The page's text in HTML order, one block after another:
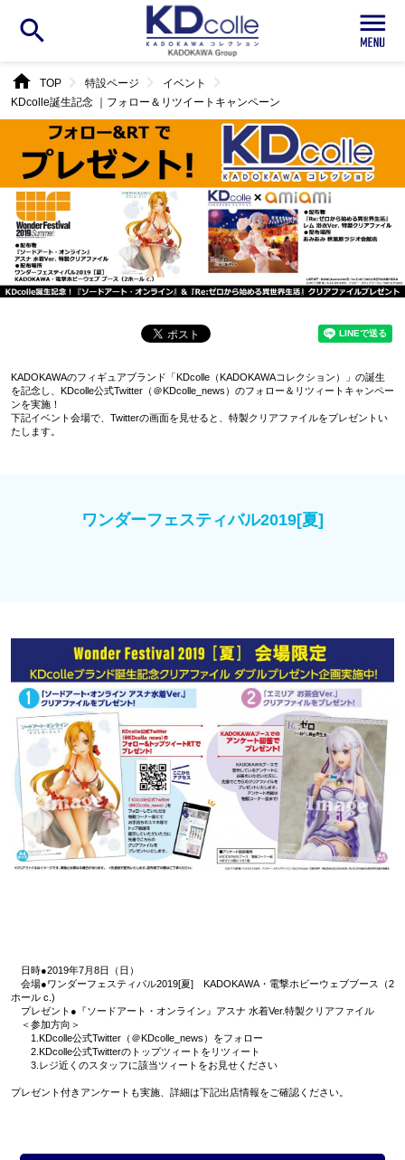
search
home TOPchevron_right 特設ページ chevron_right イベント chevron_right
KDcolle誕生記念 ｜フォロー＆リツイートキャンペーン
KADOKAWAのフィギュアブランド「KDcolle（KADOKAWAコレクション）」の誕生
を記念し、KDcolle公式Twitter（＠KDcolle_news）のフォロー＆リツィートキャンペー
ンを実施！
下記イベント会場で、Twitterの画面を見せると、特製クリアファイルをプレゼントい
たします。
ワンダーフェスティバル2019[夏]
日時●2019年7月8日（日）
会場●ワンダーフェスティバル2019[夏] KADOKAWA・電撃ホビーウェブブース（2
ホール c.)
プレゼント●『ソードアート・オンライン』アスナ 水着Ver.特製クリアファイル
＜参加方向＞
1.KDcolle公式Twitter（＠KDcolle_news）をフォロー
2.KDcolle公式Twitterのトップツィートをリツィート
3.レジ近くのスタッフに該当ツィートをお見せください
プレゼント付きアンケートも実施、詳細は下記出店情報をご確認ください。